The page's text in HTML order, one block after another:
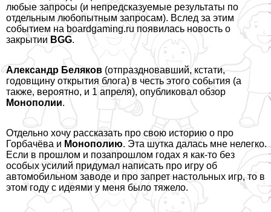
любые запросы (и непредсказуемые результаты по
отдельным любопытным запросам). Вслед за этим
событием на boardgaming.ru появилась новость о
закрытии BGG.
Александр Беляков (отпраздновавший, кстати,
годовщину открытия блога) в честь этого события (а
также, вероятно, и 1 апреля), опубликовал обзор
Монополии.
Отдельно хочу рассказать про свою историю о про
Горбачёва и Монополию. Эта шутка далась мне нелегко.
Если в прошлом и позапрошлом годах я как-то без
особых усилий придумал написать про игру об
автомобильном заводе и про запрет настольных игр, то в
этом году с идеями у меня было тяжело.